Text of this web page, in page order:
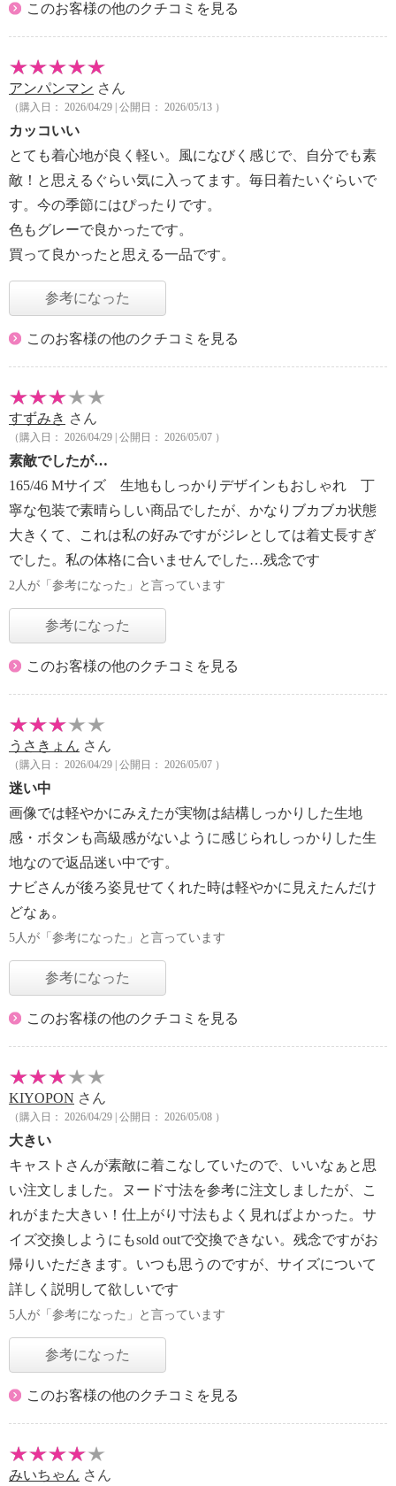
このお客様の他のクチコミを見る
アンパンマン さん
（購入日： 2026/04/29 | 公開日： 2026/05/13 ）
カッコいい
とても着心地が良く軽い。風になびく感じで、自分でも素
敵！と思えるぐらい気に入ってます。毎日着たいぐらいで
す。今の季節にはぴったりです。
色もグレーで良かったです。
買って良かったと思える一品です。
参考になった
このお客様の他のクチコミを見る
すずみき さん
（購入日： 2026/04/29 | 公開日： 2026/05/07 ）
素敵でしたが…
165/46 Mサイズ 生地もしっかりデザインもおしゃれ 丁
寧な包装で素晴らしい商品でしたが、かなりブカブカ状態
大きくて、これは私の好みですがジレとしては着丈長すぎ
でした。私の体格に合いませんでした…残念です
2人が「参考になった」と言っています
参考になった
このお客様の他のクチコミを見る
うさきょん さん
（購入日： 2026/04/29 | 公開日： 2026/05/07 ）
迷い中
画像では軽やかにみえたが実物は結構しっかりした生地
感・ボタンも高級感がないように感じられしっかりした生
地なので返品迷い中です。
ナビさんが後ろ姿見せてくれた時は軽やかに見えたんだけ
どなぁ。
5人が「参考になった」と言っています
参考になった
このお客様の他のクチコミを見る
KIYOPON さん
（購入日： 2026/04/29 | 公開日： 2026/05/08 ）
大きい
キャストさんが素敵に着こなしていたので、いいなぁと思
い注文しました。ヌード寸法を参考に注文しましたが、こ
れがまた大きい！仕上がり寸法もよく見ればよかった。サ
イズ交換しようにもsold outで交換できない。残念ですがお
帰りいただきます。いつも思うのですが、サイズについて
詳しく説明して欲しいです
5人が「参考になった」と言っています
参考になった
このお客様の他のクチコミを見る
みいちゃん さん